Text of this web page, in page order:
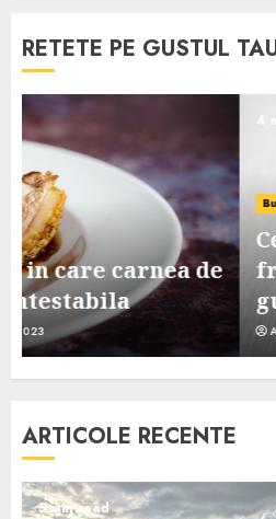
RETETE PE GUSTUL
4 min read
Bucatar de ocazie
Cele mai delicioase
fresh pentru un
gustos
ALEXANDRU S. OCTOBER 11, 2023
ARTICOLE RECENTE
5 min read